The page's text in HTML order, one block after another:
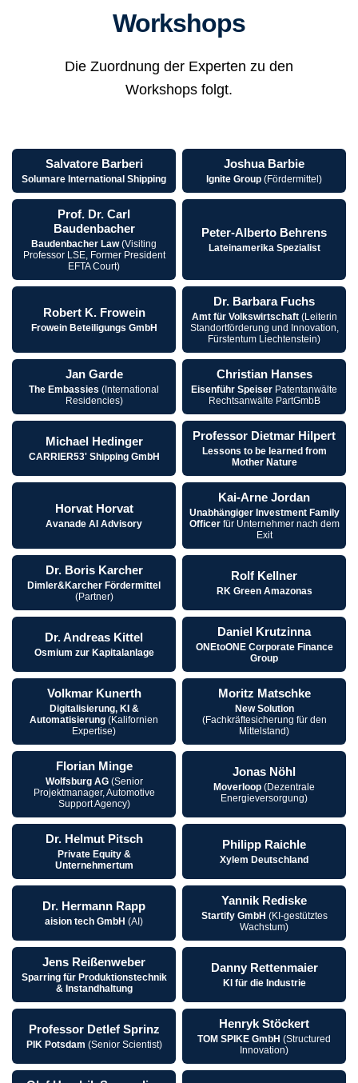
Workshops
Die Zuordnung der Experten zu den
Workshops folgt.
Salvatore Barberi
Solumare International Shipping
Joshua Barbie
Ignite Group (Fördermittel)
Prof. Dr. Carl
Baudenbacher
Baudenbacher Law(Visiting
Professor LSE, Former President
EFTA Court)
Peter-Alberto Behrens
Lateinamerika Spezialist
Robert K. Frowein
Frowein Beteiligungs GmbH
Dr. Barbara Fuchs
Amt für Volkswirtschaft(Leiterin
Standortförderung und Innovation,
Fürstentum Liechtenstein)
Jan Garde
The Embassies (International
Residencies)
Christian Hanses
Eisenführ Speiser Patentanwälte
Rechtsanwälte PartGmbB
Michael Hedinger
CARRIER53' Shipping GmbH
Professor Dietmar Hilpert
Lessons to be learned from
Mother Nature
Horvat Horvat
Avanade AI Advisory
Kai-Arne Jordan
Unabhängiger Investment Family
Officerfür Unternehmer nach dem
Exit
Dr. Boris Karcher
Dimler&Karcher Fördermittel
(Partner)
Rolf Kellner
RK Green Amazonas
Dr. Andreas Kittel
Osmium zur Kapitalanlage
Daniel Krutzinna
ONEtoONE Corporate Finance
Group
Volkmar Kunerth
Digitalisierung, KI &
Automatisierung (Kalifornien
Expertise)
Moritz Matschke
New Solution
(Fachkräftesicherung für den
Mittelstand)
Florian Minge
Wolfsburg AG(Senior
Projektmanager, Automotive
Support Agency)
Jonas Nöhl
Moverloop (Dezentrale
Energieversorgung)
Dr. Helmut Pitsch
Private Equity &
Unternehmertum
Philipp Raichle
Xylem Deutschland
Dr. Hermann Rapp
aision tech GmbH (AI)
Yannik Rediske
Startify GmbH (KI-gestütztes
Wachstum)
Jens Reißenweber
Sparring für Produktionstechnik
& Instandhaltung
Danny Rettenmaier
KI für die Industrie
Professor Detlef Sprinz
PIK Potsdam (Senior Scientist)
Henryk Stöckert
TOM SPIKE GmbH (Structured
Innovation)